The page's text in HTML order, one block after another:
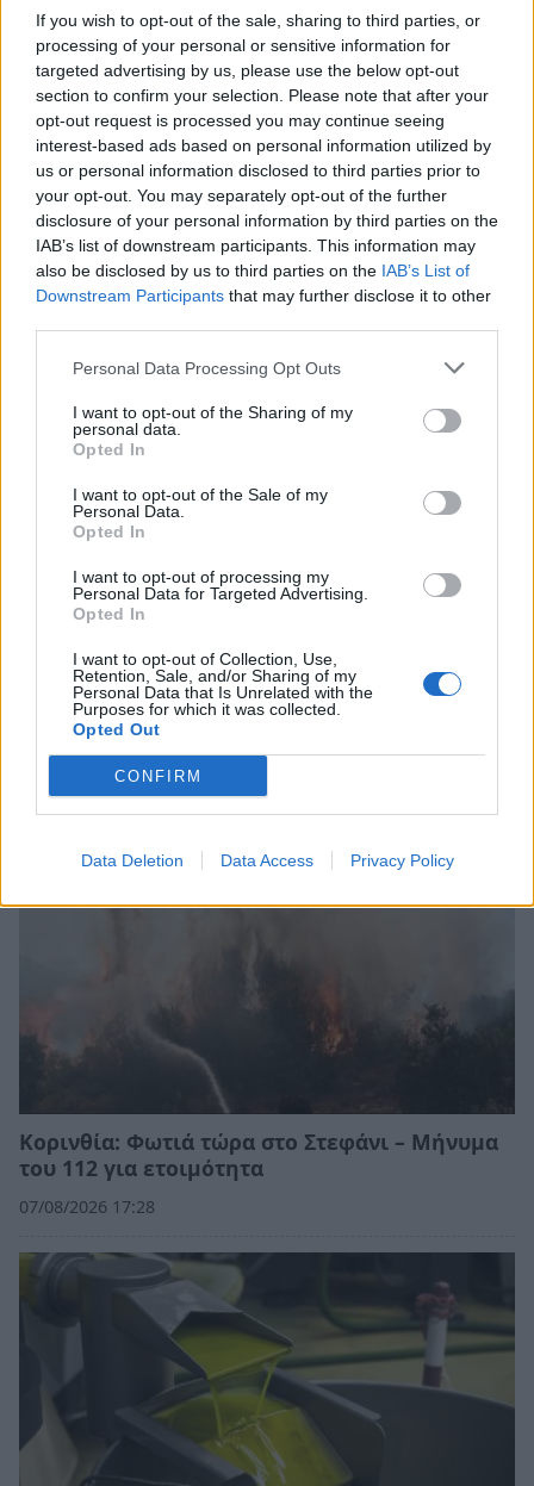
If you wish to opt-out of the sale, sharing to third parties, or
processing of your personal or sensitive information for
targeted advertising by us, please use the below opt-out
section to confirm your selection. Please note that after your
opt-out request is processed you may continue seeing
interest-based ads based on personal information utilized by
us or personal information disclosed to third parties prior to
your opt-out. You may separately opt-out of the further
disclosure of your personal information by third parties on the
IAB’s list of downstream participants. This information may
also be disclosed by us to third parties on the IAB’s List of
Downstream Participants that may further disclose it to other
Personal Data Processing Opt Outs
I want to opt-out of the Sharing of my
personal data.
Opted In
I want to opt-out of the Sale of my
Personal Data.
Opted In
I want to opt-out of processing my
Personal Data for Targeted Advertising.
Opted In
I want to opt-out of Collection, Use,
Retention, Sale, and/or Sharing of my
Personal Data that Is Unrelated with the
Purposes for which it was collected.
Opted Out
CONFIRM
Data Deletion Data Access Privacy Policy
Σχετικά Άρθρα
Σχέδια Βελτίωσης: Υπεγράφη η Κοινή
Απόφαση με δημόσια δαπάνη 263,5 εκατ.
ευρώ
08/08/2026 11:09
Κορινθία: Φωτιά τώρα στο Στεφάνι – Μήνυμα
του 112 για ετοιμότητα
07/08/2026 17:28